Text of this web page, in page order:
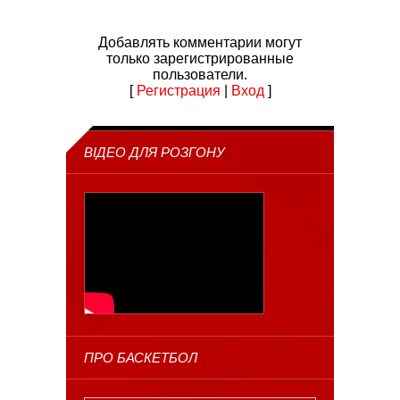
Добавлять комментарии могут
только зарегистрированные
пользователи.
[ Регистрация Вход ]
ВІДЕО ДЛЯ РОЗГОНУ
ПРО БАСКЕТБОЛ